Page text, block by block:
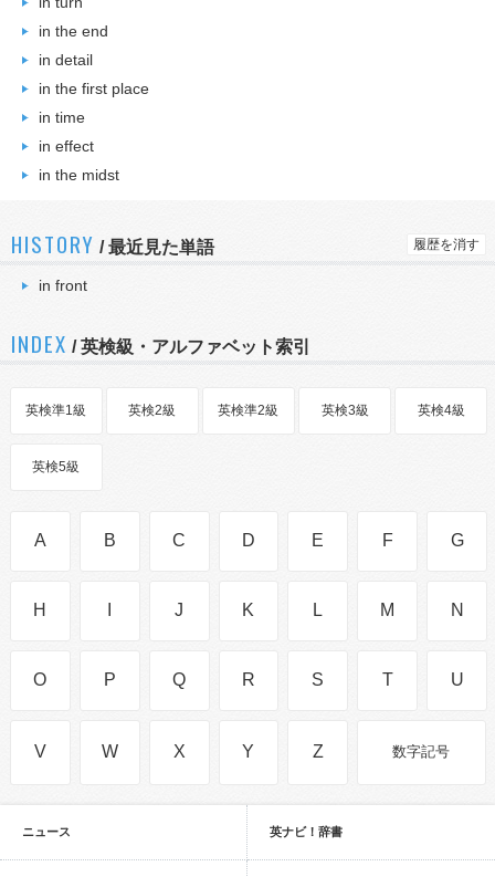
in the end
in detail
in the first place
in time
in effect
in the midst
HISTORY /最近見た単語 履歴を消す
in front
INDEX / 英検級・アルファベット索引
英検準1級 英検2級 英検準2級 英検3級 英検4級
英検5級
A B C D E F G
H J K L M N
O P Q R S T U
V W X Y Z 数字記号
ニュース 英ナビ！辞書